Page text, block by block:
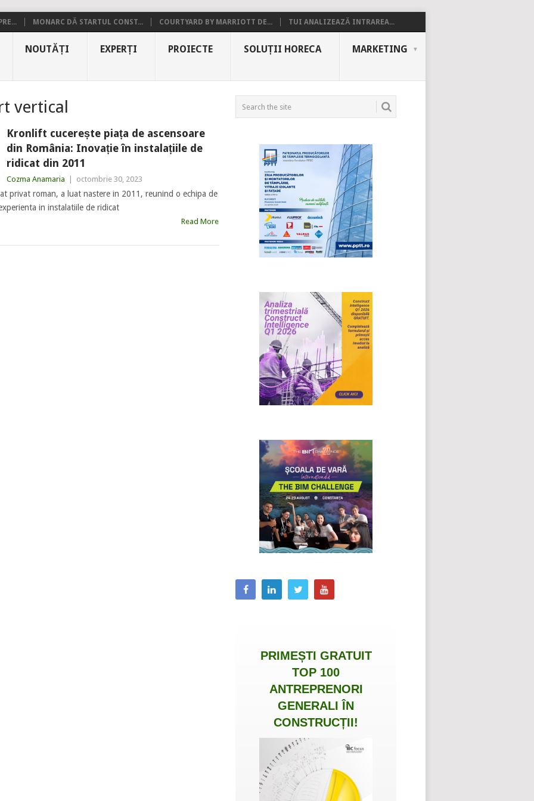
MONARC DĂ STARTUL CONST... COURTYARD BY MARRIOTT DE... TUI ANALIZEAZĂ INTRAREA...
NOUTĂȚI EXPERȚI PROIECTE SOLUȚII HORECA MARKETING
vertical
Kronlift cucerește piața de ascensoare
din România: Inovație în instalațiile de
ridicat din 2011
Cozma Anamaria octombrie 30, 2023
privat roman, a luat nastere in 2011, reunind o echipa de
in instalatiile de ridicat
Read More
PRIMEȘTI GRATUIT
TOP 100
ANTREPRENORI
GENERALI ÎN
CONSTRUCȚII!